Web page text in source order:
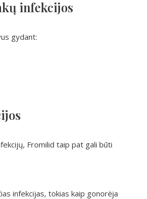
infekcijos
gydant:
Fromilid taip pat gali būti
infekcijas, tokias kaip gonorėja